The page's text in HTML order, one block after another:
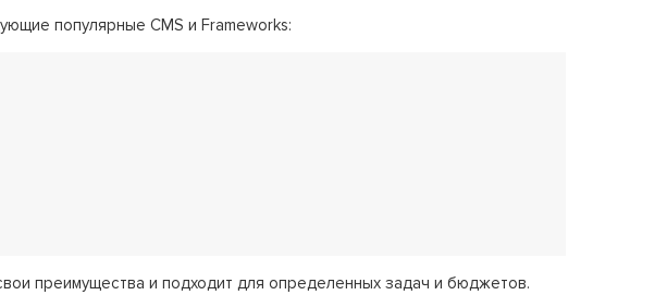
популярные CMS и Frameworks:
преимущества и подходит для определенных задач и бюджетов.